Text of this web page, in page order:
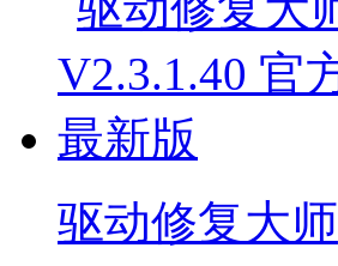
驱动修复大师